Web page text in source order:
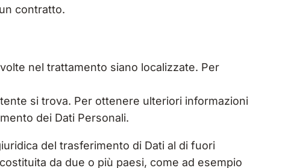
contratto.
nel trattamento siano localizzate. Per
si trova. Per ottenere ulteriori informazioni
dei Dati Personali.
del trasferimento di Dati al di fuori
da due o più paesi, come ad esempio